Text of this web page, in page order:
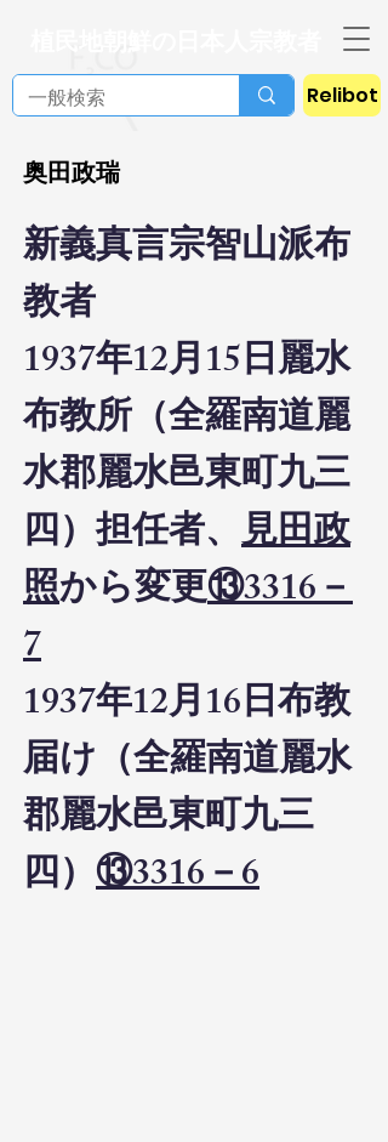
Relibot
奥田政瑞
新義真言宗智山派布
教者
1937年12月15日麗水
布教所（全羅南道麗
水郡麗水邑東町九三
四）担任者、 見田政
照から変更⑬3316－
7
1937年12月16日布教
届け（全羅南道麗水
郡麗水邑東町九三
四） ⑬3316－6